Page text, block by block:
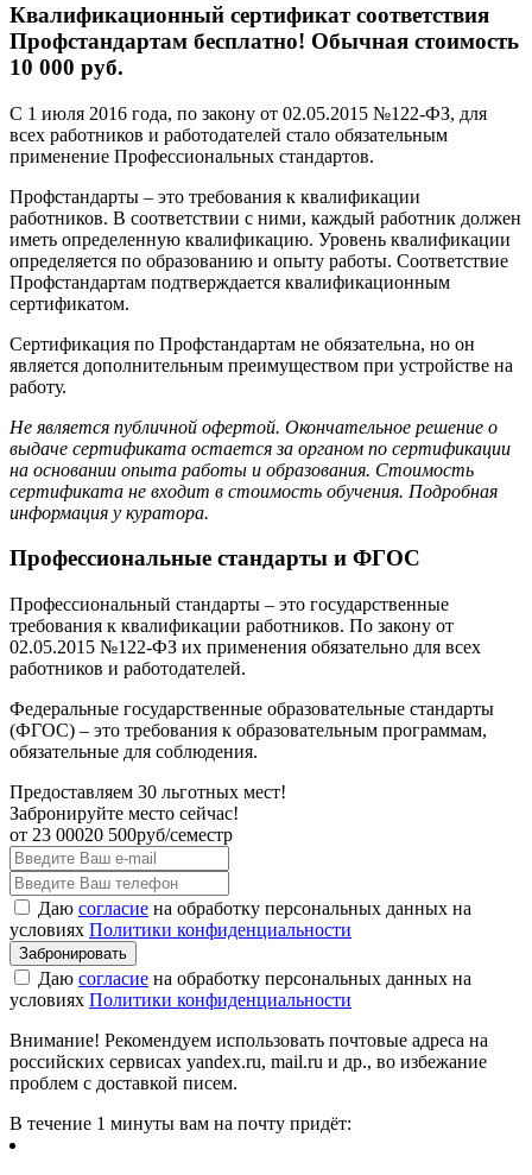
Квалификационный сертификат соответствия
Профстандартам бесплатно! Обычная стоимость
10 000 руб.
С 1 июля 2016 года, по закону от 02.05.2015 №122-ФЗ, для
всех работников и работодателей стало обязательным
применение Профессиональных стандартов.
Профстандарты – это требования к квалификации
работников. В соответствии с ними, каждый работник должен
иметь определенную квалификацию. Уровень квалификации
определяется по образованию и опыту работы. Соответствие
Профстандартам подтверждается квалификационным
сертификатом.
Сертификация по Профстандартам не обязательна, но он
является дополнительным преимуществом при устройстве на
работу.
Не является публичной офертой. Окончательное решение о
выдаче сертификата остается за органом по сертификации
на основании опыта работы и образования. Стоимость
сертификата не входит в стоимость обучения. Подробная
информация у куратора.
Профессиональные стандарты и ФГОС
Профессиональный стандарты – это государственные
требования к квалификации работников. По закону от
02.05.2015 №122-ФЗ их применения обязательно для всех
работников и работодателей.
Федеральные государственные образовательные стандарты
(ФГОС) – это требования к образовательным программам,
обязательные для соблюдения.
Предоставляем 30 льготных мест!
Забронируйте место сейчас!
от 23 00020 500руб/семестр
Даю согласие на обработку персональных данных на
условиях Политики конфиденциальности
Даю согласие на обработку персональных данных на
условиях Политики конфиденциальности
Внимание! Рекомендуем использовать почтовые адреса на
российских сервисах yandex.ru, mail.ru и др., во избежание
проблем с доставкой писем.
В течение 1 минуты вам на почту придёт: